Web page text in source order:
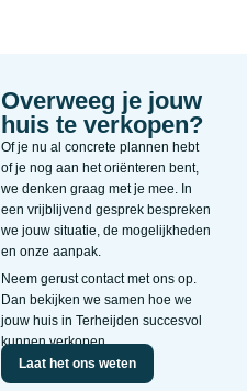
Overweeg je jouw
huis te verkopen?
Of je nu al concrete plannen hebt
of je nog aan het oriënteren bent,
we denken graag met je mee. In
een vrijblijvend gesprek bespreken
we jouw situatie, de mogelijkheden
en onze aanpak.
Neem gerust contact met ons op.
Dan bekijken we samen hoe we
jouw huis in Terheijden succesvol
kunnen verkopen.
Laat het ons weten